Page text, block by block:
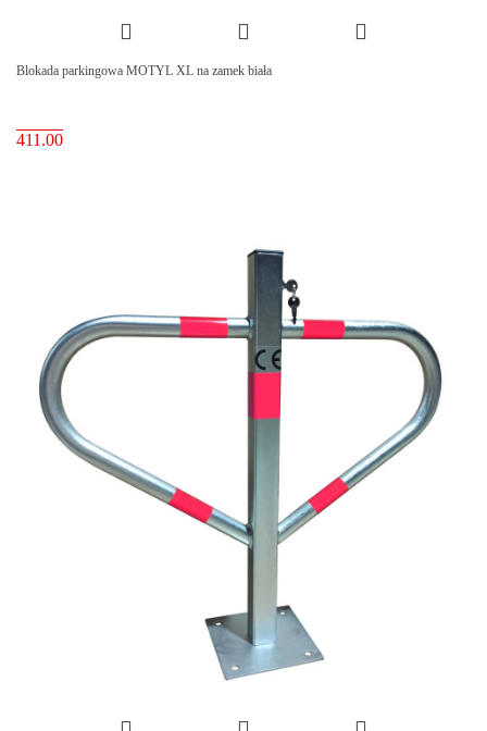
Blokada parkingowa MOTYL XL na zamek biała
411.00